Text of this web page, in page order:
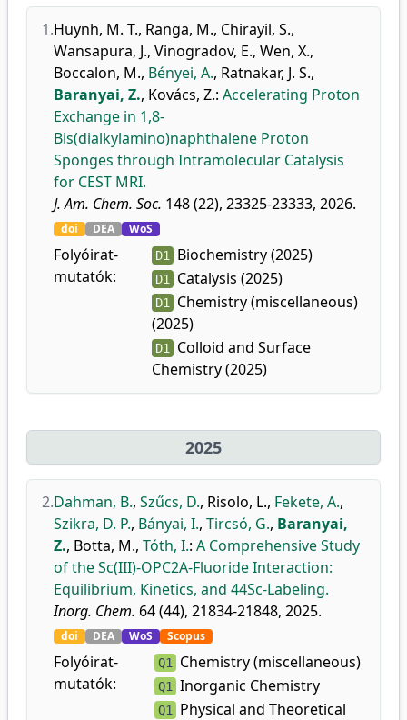
1.Huynh, M. T., Ranga, M., Chirayil, S.,
Wansapura, J., Vinogradov, E., Wen, X.,
Boccalon, M., Bényei, A., Ratnakar, J. S.,
Baranyai, Z., Kovács, Z.: Accelerating Proton
Exchange in 1,8-
Bis(dialkylamino)naphthalene Proton
Sponges through Intramolecular Catalysis
for CEST MRI.
J. Am. Chem. Soc. 148 (22), 23325-23333, 2026.
doi DEA WoS
Folyóirat-
mutatók:
D1 Biochemistry (2025)
D1 Catalysis (2025)
D1 Chemistry (miscellaneous)
(2025)
D1 Colloid and Surface
Chemistry (2025)
2025
2.Dahman, B., Szűcs, D., Risolo, L., Fekete, A.,
Szikra, D. P., Bányai, I., Tircsó, G., Baranyai,
Z., Botta, M., Tóth, I.: A Comprehensive Study
of the Sc(III)-OPC2A-Fluoride Interaction:
Equilibrium, Kinetics, and 44Sc-Labeling.
Inorg. Chem. 64 (44), 21834-21848, 2025.
doi DEA WoS Scopus
Folyóirat-
mutatók:
Q1 Chemistry (miscellaneous)
Q1 Inorganic Chemistry
Q1
Physical and Theoretical